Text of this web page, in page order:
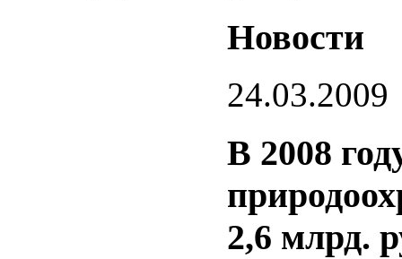
Новости
24.03.2009
В 2008
2,6 млрд.